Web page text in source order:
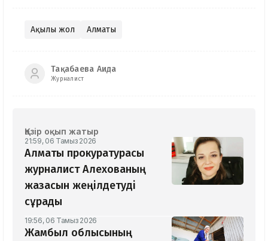
Ақылы жол Алматы
Тақабаева Аида
Журналист
Қазір оқып жатыр
21:59, 06 Тамыз 2026
Алматы прокуратурасы
журналист Алехованың
жазасын жеңілдетуді
сұрады
19:56, 06 Тамыз 2026
Жамбыл облысының